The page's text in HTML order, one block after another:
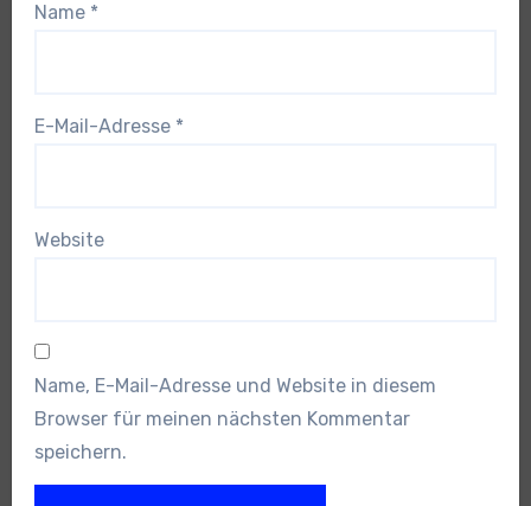
Name *
E-Mail-Adresse *
Website
Name, E-Mail-Adresse und Website in diesem
Browser für meinen nächsten Kommentar
speichern.